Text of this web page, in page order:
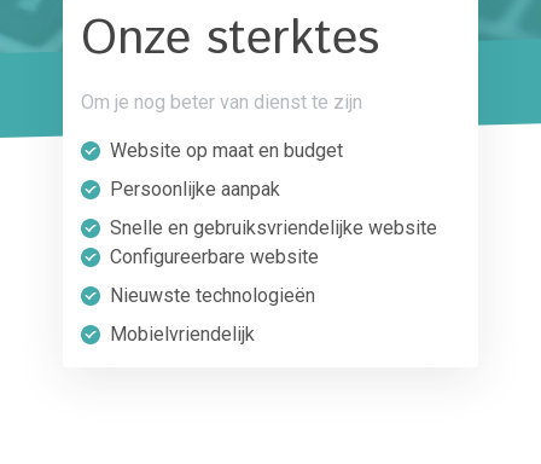
Onze sterktes
Om je nog beter van dienst te zijn
Website op maat en budget
Persoonlijke aanpak
Snelle en gebruiksvriendelijke website
Configureerbare website
Nieuwste technologieën
Mobielvriendelijk